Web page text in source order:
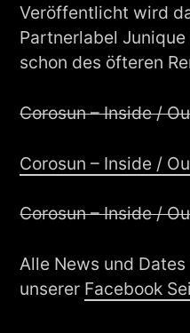
Veröffentlicht wird
Partnerlabel
schon des öfteren
Corosun – Inside /
Corosun – Inside /
Corosun – Inside /
Alle News und
unserer Facebook